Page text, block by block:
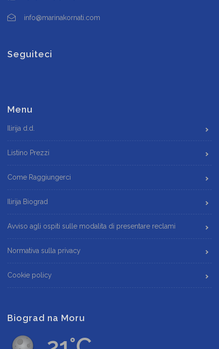
info@marinakornati.com
Seguiteci
Menu
Ilirija d.d.
Listino Prezzi
Come Raggiungerci
Ilirija Biograd
Avviso agli ospiti sulle modalita di presentare reclami
Normativa sulla privacy
Cookie policy
Biograd na Moru